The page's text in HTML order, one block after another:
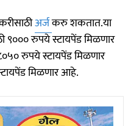
अर्जकरु शकतात.या
९००० रुपये स्टायपेंड मिळणार
रुपये स्टायपेंड मिळणार
मिळणार आहे.